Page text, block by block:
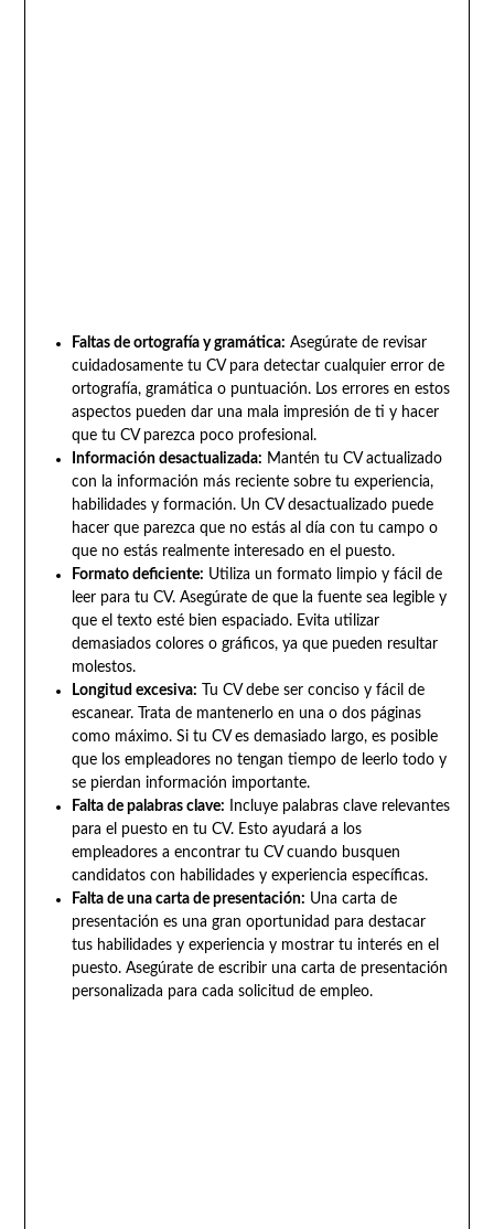
Faltas de ortografía y gramática: Asegúrate de revisar
cuidadosamente tu CV para detectar cualquier error de
ortografía, gramática o puntuación. Los errores en estos
aspectos pueden dar una mala impresión de ti y hacer
que tu CV parezca poco profesional.
Información desactualizada: Mantén tu CV actualizado
con la información más reciente sobre tu experiencia,
habilidades y formación. Un CV desactualizado puede
hacer que parezca que no estás al día con tu campo o
que no estás realmente interesado en el puesto.
Formato deficiente: Utiliza un formato limpio y fácil de
leer para tu CV. Asegúrate de que la fuente sea legible y
que el texto esté bien espaciado. Evita utilizar
demasiados colores o gráficos, ya que pueden resultar
molestos.
Longitud excesiva: Tu CV debe ser conciso y fácil de
escanear. Trata de mantenerlo en una o dos páginas
como máximo. Si tu CV es demasiado largo, es posible
que los empleadores no tengan tiempo de leerlo todo y
se pierdan información importante.
Falta de palabras clave: Incluye palabras clave relevantes
para el puesto en tu CV. Esto ayudará a los
empleadores a encontrar tu CV cuando busquen
candidatos con habilidades y experiencia específicas.
Falta de una carta de presentación: Una carta de
presentación es una gran oportunidad para destacar
tus habilidades y experiencia y mostrar tu interés en el
puesto. Asegúrate de escribir una carta de presentación
personalizada para cada solicitud de empleo.